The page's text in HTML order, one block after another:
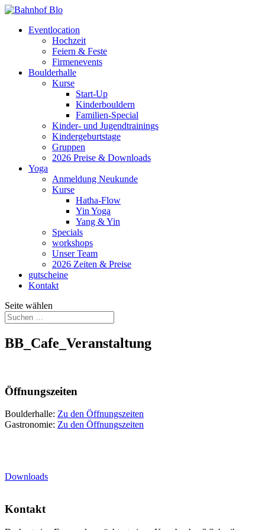
Eventlocation
Hochzeit
Feiern & Feste
Firmenevents
Boulderhalle
Kurse
Start-Up
Kinderbouldern
Familien-Special
Kinder- und Jugendtrainings
Kindergeburtstage
Gruppen
2026 Preise & Downloads
Yoga
Anmeldung Neukunde
Kurse
Hatha-Flow
Yin Yoga
Yang & Yin
Specials
workshops
Unser Team
2026 Zeiten & Preise
gutscheine
Kontakt
Seite wählen
BB_Cafe_Veranstaltung
Öffnungszeiten
Boulderhalle: Zu den Öffnungszeiten
Gastronomie: Zu den Öffnungszeiten
Downloads
Kontakt